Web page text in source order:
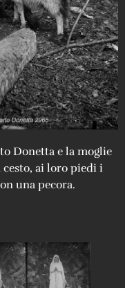
Donetta e la moglie
ai loro piedi i
una pecora.